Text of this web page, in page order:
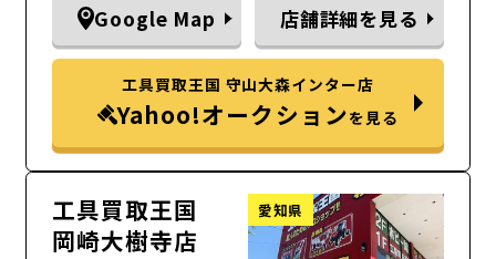
Google Map 店舗詳細を見る
工具買取王国 守山大森インター店
Yahoo!オークションを見る
工具買取王国
岡崎大樹寺店
愛知県